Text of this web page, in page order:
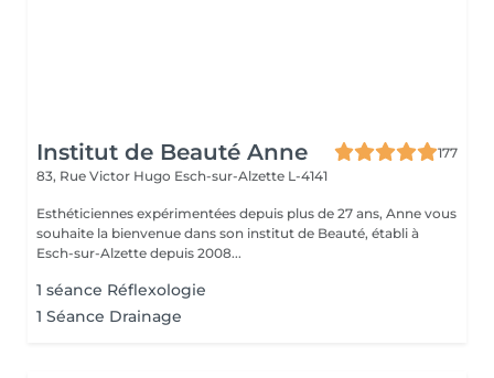
Institut de Beauté Anne
177
83, Rue Victor Hugo Esch-sur-Alzette L-4141
Esthéticiennes expérimentées depuis plus de 27 ans, Anne vous
souhaite la bienvenue dans son institut de Beauté, établi à
Esch-sur-Alzette depuis 2008...
1 séance Réflexologie
1 Séance Drainage